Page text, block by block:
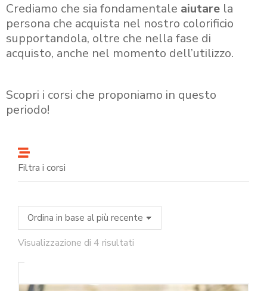
Crediamo che sia fondamentale aiutare la
persona che acquista nel nostro colorificio
supportandola, oltre che nella fase di
acquisto, anche nel momento dell’utilizzo.
Scopri i corsi che proponiamo in questo
periodo!
Filtra i corsi
Visualizzazione di 4 risultati